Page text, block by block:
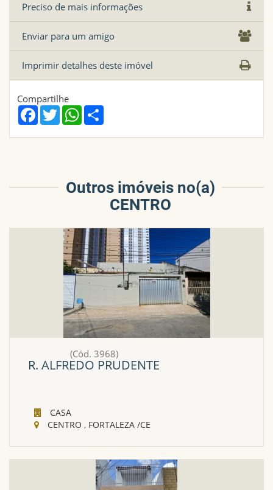
ÁREA CONSTRUÍDA
Sim
Sim
CASA DO CASEIRO Sim
DOCUMENTAÇÃO OK? Nao
10 Metros
Sim
Preciso de mais informações
Enviar para um amigo
Imprimir detalhes deste imóvel
Compartilhe
Facebook
TwitterWhatsApp
Outros imóveis no(a)
CENTRO
(Cód. 3968)
R. ALFREDO PRUDENTE
CASA
CENTRO , FORTALEZA /CE